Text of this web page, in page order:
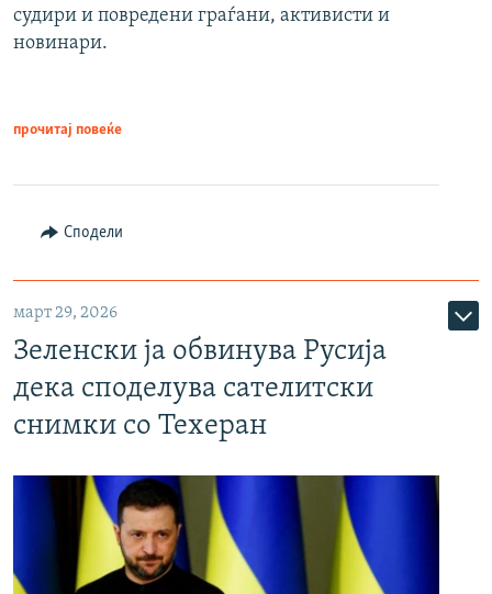
судири и повредени граѓани, активисти и
новинари.
прочитај повеќе
Сподели
март 29, 2026
Зеленски ја обвинува Русија
дека споделува сателитски
снимки со Техеран